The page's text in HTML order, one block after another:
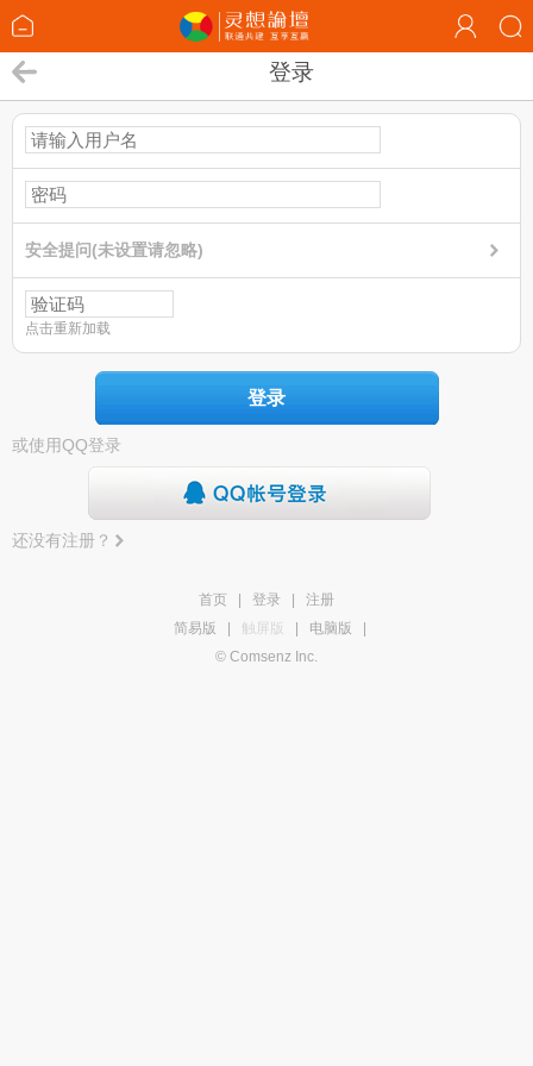
登录
安全提问(未设置请忽略)
点击重新加载
登录
或使用QQ登录
还没有注册？
首页 登录
注册
简易版
触屏版 电脑版
© Comsenz Inc.